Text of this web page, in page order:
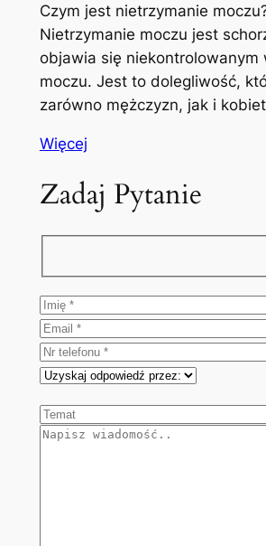
Czym jest nietrzymanie
Nietrzymanie moczu jest
objawia się niekontrolowanym
moczu. Jest to dolegliwość,
zarówno mężczyzn, jak i
Więcej
Zadaj Pytanie